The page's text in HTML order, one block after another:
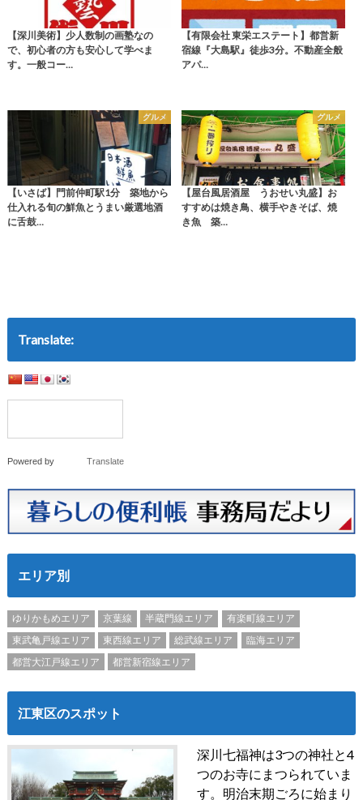
【深川美術】少人数制の画塾なの
で、初心者の方も安心して学べま
す。一般コー…
【有限会社 東栄エステート】都営新
宿線『大島駅』徒歩3分。不動産全般
アパ…
グルメ
【いさば】門前仲町駅1分 築地から
仕入れる旬の鮮魚とうまい厳選地酒
に舌鼓…
グルメ
【屋台風居酒屋 うおせい丸盛】お
すすめは焼き鳥、横手やきそば、焼
き魚 築…
Translate:
Powered by Translate
エリア別
ゆりかもめエリア 京葉線 半蔵門線エリア
有楽町線エリア
東武亀戸線エリア
東西線エリア 総武線エリア
臨海エリア
都営大江戸線エリア
都営新宿線エリア
江東区のスポット
深川七福神は3つの神社と4
つのお寺にまつられていま
す。明治末期ごろに始まり